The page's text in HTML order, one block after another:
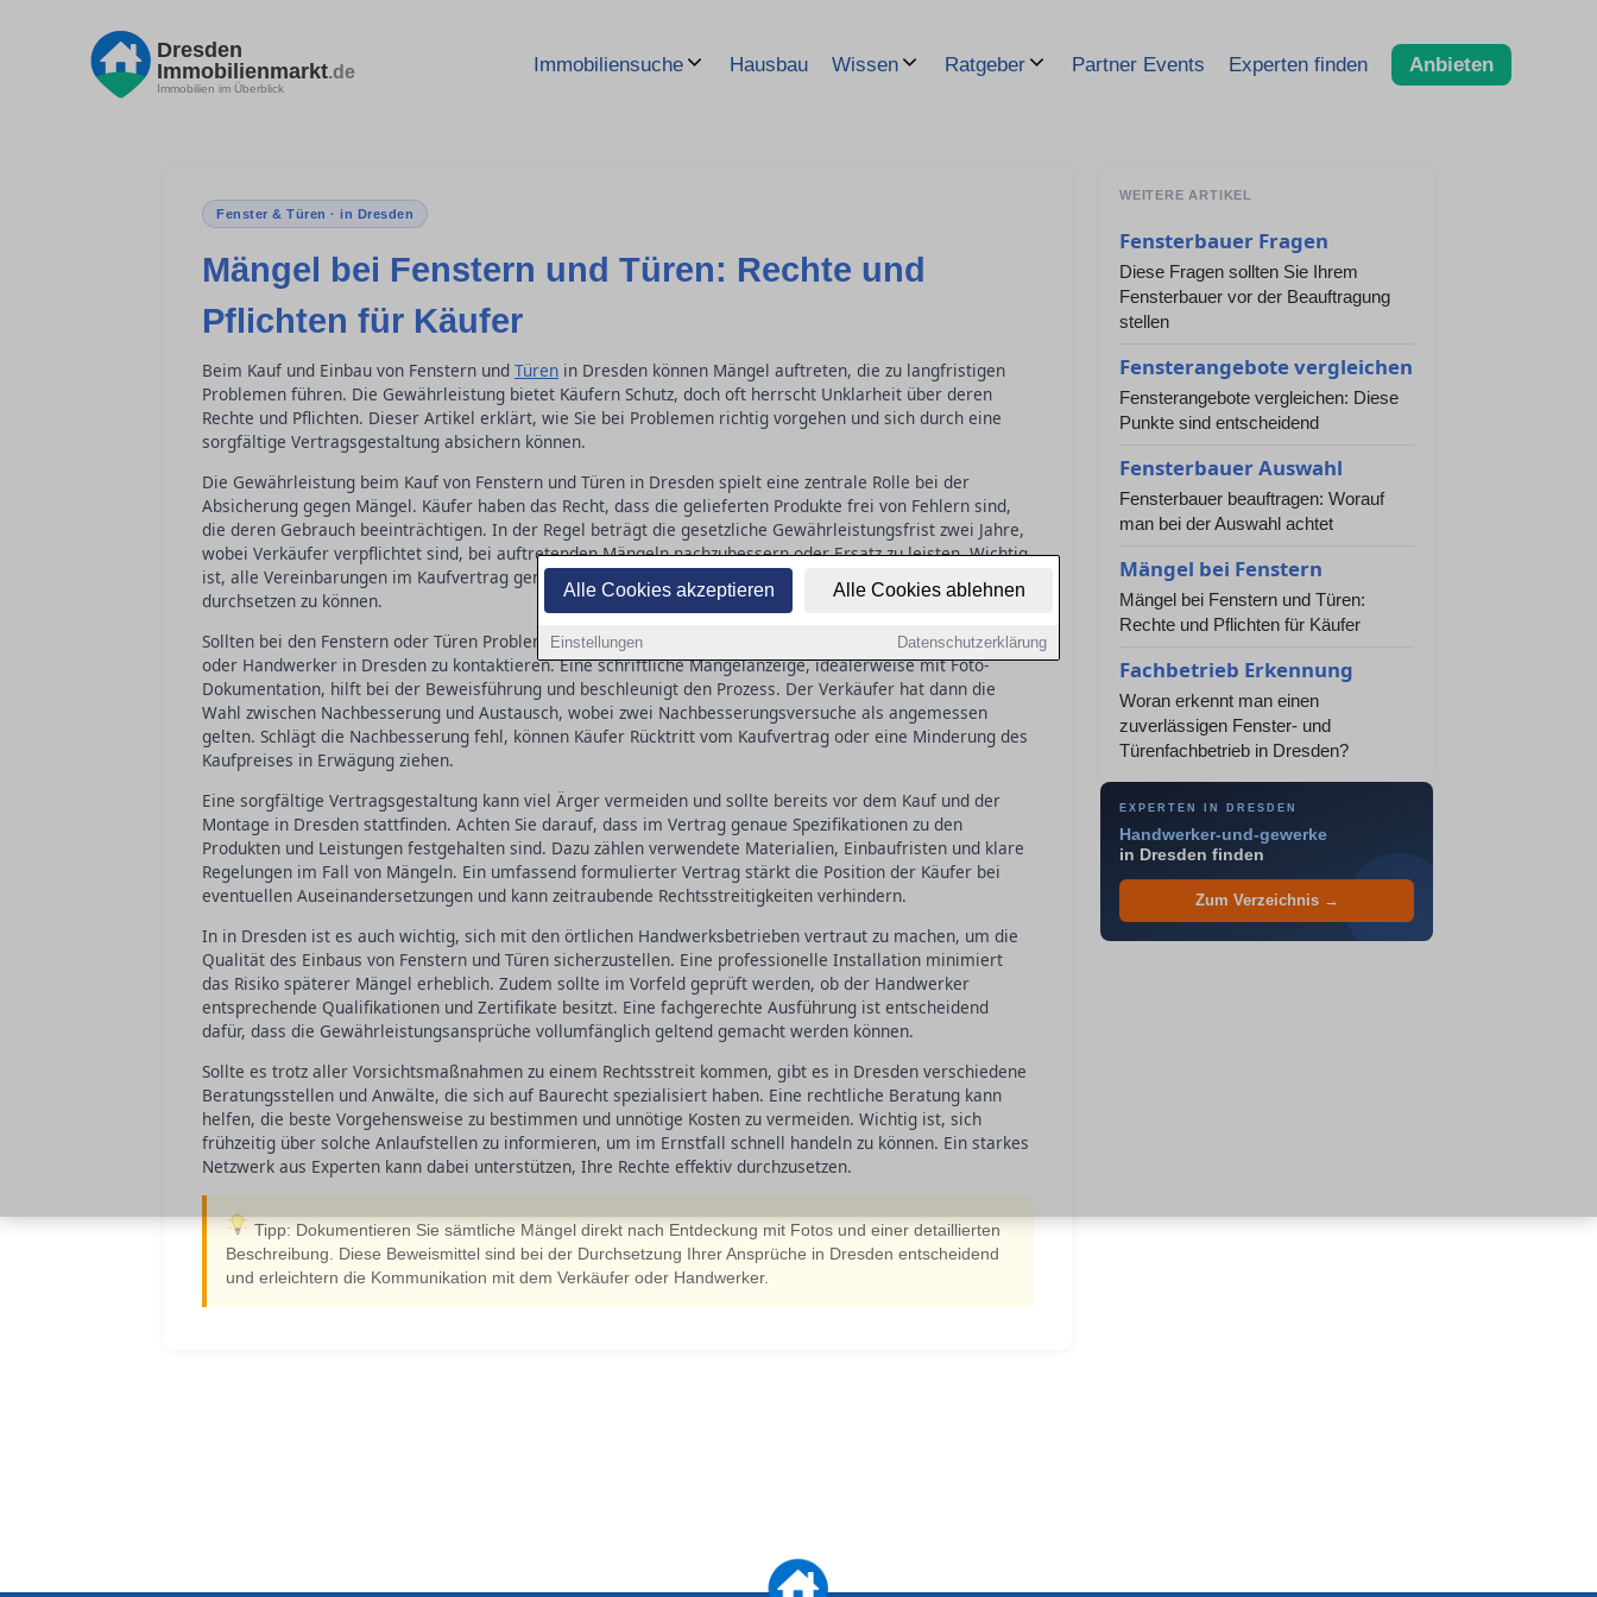
Alle Cookies akzeptieren Alle Cookies ablehnen
Einstellungen Datenschutzerklärung
Dresden
Immobilienmarkt.de
Immobilien im Überblick
Immobiliensuche Hausbau Wissen Ratgeber Partner Events Experten finden Anbieten
Fenster & Türen · in Dresden
Mängel bei Fenstern und Türen: Rechte und
Pflichten für Käufer
Beim Kauf und Einbau von Fenstern und Türen in Dresden können Mängel auftreten, die zu langfristigen
Problemen führen. Die Gewährleistung bietet Käufern Schutz, doch oft herrscht Unklarheit über deren
Rechte und Pflichten. Dieser Artikel erklärt, wie Sie bei Problemen richtig vorgehen und sich durch eine
sorgfältige Vertragsgestaltung absichern können.
Die Gewährleistung beim Kauf von Fenstern und Türen in Dresden spielt eine zentrale Rolle bei der
Absicherung gegen Mängel. Käufer haben das Recht, dass die gelieferten Produkte frei von Fehlern sind,
die deren Gebrauch beeinträchtigen. In der Regel beträgt die gesetzliche Gewährleistungsfrist zwei Jahre,
wobei Verkäufer verpflichtet sind, bei auftretenden Mängeln nachzubessern oder Ersatz zu leisten. Wichtig
ist, alle Vereinbarungen im Kaufvertrag genau zu dokumentieren, um mögliche Ansprüche später klar
durchsetzen zu können.
Sollten bei den Fenstern oder Türen Probleme auftreten, ist es entscheidend, unverzüglich den Verkäufer
oder Handwerker in Dresden zu kontaktieren. Eine schriftliche Mängelanzeige, idealerweise mit Foto-
Dokumentation, hilft bei der Beweisführung und beschleunigt den Prozess. Der Verkäufer hat dann die
Wahl zwischen Nachbesserung und Austausch, wobei zwei Nachbesserungsversuche als angemessen
gelten. Schlägt die Nachbesserung fehl, können Käufer Rücktritt vom Kaufvertrag oder eine Minderung des
Kaufpreises in Erwägung ziehen.
Eine sorgfältige Vertragsgestaltung kann viel Ärger vermeiden und sollte bereits vor dem Kauf und der
Montage in Dresden stattfinden. Achten Sie darauf, dass im Vertrag genaue Spezifikationen zu den
Produkten und Leistungen festgehalten sind. Dazu zählen verwendete Materialien, Einbaufristen und klare
Regelungen im Fall von Mängeln. Ein umfassend formulierter Vertrag stärkt die Position der Käufer bei
eventuellen Auseinandersetzungen und kann zeitraubende Rechtsstreitigkeiten verhindern.
In in Dresden ist es auch wichtig, sich mit den örtlichen Handwerksbetrieben vertraut zu machen, um die
Qualität des Einbaus von Fenstern und Türen sicherzustellen. Eine professionelle Installation minimiert
das Risiko späterer Mängel erheblich. Zudem sollte im Vorfeld geprüft werden, ob der Handwerker
entsprechende Qualifikationen und Zertifikate besitzt. Eine fachgerechte Ausführung ist entscheidend
dafür, dass die Gewährleistungsansprüche vollumfänglich geltend gemacht werden können.
Sollte es trotz aller Vorsichtsmaßnahmen zu einem Rechtsstreit kommen, gibt es in Dresden verschiedene
Beratungsstellen und Anwälte, die sich auf Baurecht spezialisiert haben. Eine rechtliche Beratung kann
helfen, die beste Vorgehensweise zu bestimmen und unnötige Kosten zu vermeiden. Wichtig ist, sich
frühzeitig über solche Anlaufstellen zu informieren, um im Ernstfall schnell handeln zu können. Ein starkes
Netzwerk aus Experten kann dabei unterstützen, Ihre Rechte effektiv durchzusetzen.
Tipp: Dokumentieren Sie sämtliche Mängel direkt nach Entdeckung mit Fotos und einer detaillierten
Beschreibung. Diese Beweismittel sind bei der Durchsetzung Ihrer Ansprüche in Dresden entscheidend
und erleichtern die Kommunikation mit dem Verkäufer oder Handwerker.
WEITERE ARTIKEL
Fensterbauer Fragen
Diese Fragen sollten Sie Ihrem
Fensterbauer vor der Beauftragung
stellen
Fensterangebote vergleichen
Fensterangebote vergleichen: Diese
Punkte sind entscheidend
Fensterbauer Auswahl
Fensterbauer beauftragen: Worauf
man bei der Auswahl achtet
Mängel bei Fenstern
Mängel bei Fenstern und Türen:
Rechte und Pflichten für Käufer
Fachbetrieb Erkennung
Woran erkennt man einen
zuverlässigen Fenster- und
Türenfachbetrieb in Dresden?
EXPERTEN IN DRESDEN
Handwerker-und-gewerke
in Dresden finden
Zum Verzeichnis →